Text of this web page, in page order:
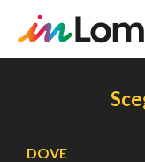
DOVE